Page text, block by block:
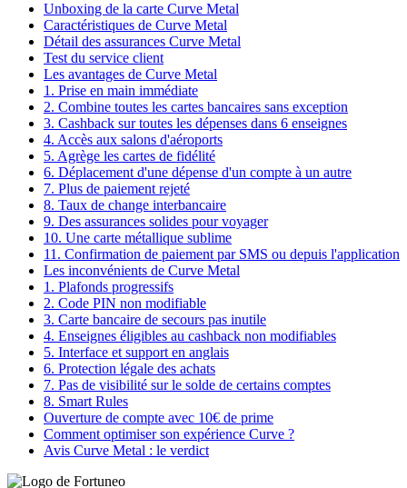
Unboxing de la carte Curve Metal
Caractéristiques de Curve Metal
Détail des assurances Curve Metal
Test du service client
Les avantages de Curve Metal
1. Prise en main immédiate
2. Combine toutes les cartes bancaires sans exception
3. Cashback sur toutes les dépenses dans 6 enseignes
4. Accès aux salons d'aéroports
5. Agrège les cartes de fidélité
6. Déplacement d'une dépense d'un compte à un autre
7. Plus de paiement rejeté
8. Taux de change interbancaire
9. Des assurances solides pour voyager
10. Une carte métallique sublime
11. Confirmation de paiement par SMS ou depuis l'application
Les inconvénients de Curve Metal
1. Plafonds progressifs
2. Code PIN non modifiable
3. Carte bancaire de secours pas inutile
4. Enseignes éligibles au cashback non modifiables
5. Interface et support en anglais
6. Protection légale des achats
7. Pas de visibilité sur le solde de certains comptes
8. Smart Rules
Ouverture de compte avec 10€ de prime
Comment optimiser son expérience Curve ?
Avis Curve Metal : le verdict